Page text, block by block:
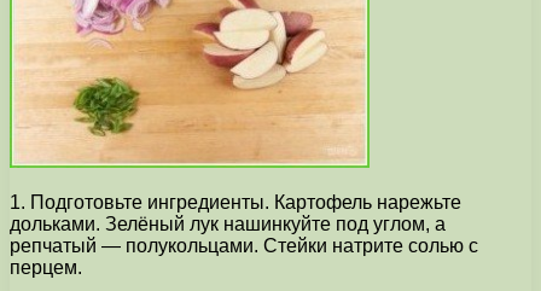
1. Подготовьте ингредиенты. Картофель нарежьте
дольками. Зелёный лук нашинкуйте под углом, а
репчатый — полукольцами. Стейки натрите солью с
перцем.